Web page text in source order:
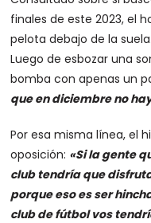
finales de este 2023, el
pelota debajo de la suela
Luego de esbozar una
bomba con apenas un
que en diciembre no
Por esa misma línea, el
oposición: «Si la gente
club tendría que
porque eso es ser
club de fútbol vos